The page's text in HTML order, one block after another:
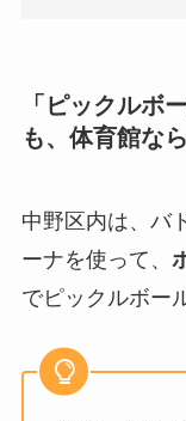
「ピックルボ
も、体育館な
中野区内は、バ
ーナを使って、
でピックルボー